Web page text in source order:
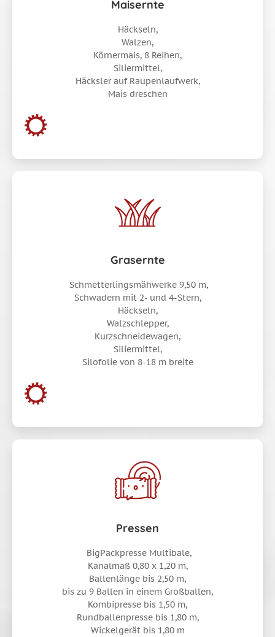
Maisernte
Häckseln,
Walzen,
Körnermais, 8 Reihen,
Siliermittel,
Häcksler auf Raupenlaufwerk,
Mais dreschen
Grasernte
Schmetterlingsmähwerke 9,50 m,
Schwadern mit 2- und 4-Stern,
Häckseln,
Walzschlepper,
Kurzschneidewagen,
Siliermittel,
Silofolie von 8-18 m breite
Pressen
BigPackpresse Multibale,
Kanalmaß 0,80 x 1,20 m,
Ballenlänge bis 2,50 m,
bis zu 9 Ballen in einem Großballen,
Kombipresse bis 1,50 m,
Rundballenpresse bis 1,80 m,
Wickelgerät bis 1,80 m